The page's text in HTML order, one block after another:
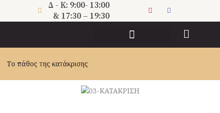
Δ - Κ: 9:00- 13:00
& 17:30 – 19:30
Το πάθος της κατάκρισης